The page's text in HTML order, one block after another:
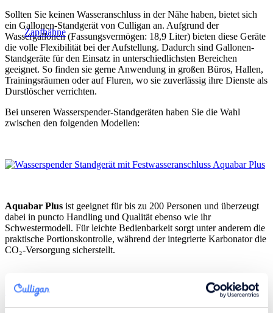
Zapfhähne
Sollten Sie keinen Wasseranschluss in der Nähe haben, bietet sich
ein Gallonen-Standgerät von Culligan an. Aufgrund der
Wassergallonen (Fassungsvermögen: 18,9 Liter) bieten diese Geräte
die volle Flexibilität bei der Aufstellung. Dadurch sind Gallonen-
Standgeräte für den Einsatz in unterschiedlichsten Bereichen
geeignet. So finden sie gerne Anwendung in großen Büros, Hallen,
Trainingsräumen oder auf Fluren, wo sie zuverlässig ihre Dienste als
Durstlöscher verrichten.
Bei unseren Wasserspender-Standgeräten haben Sie die Wahl
zwischen den folgenden Modellen:
Aquabar Plus ist geeignet für bis zu 200 Personen und überzeugt
dabei in puncto Handling und Qualität ebenso wie ihr
Schwestermodell. Für leichte Bedienbarkeit sorgt unter anderem die
praktische Portionskontrolle, während der integrierte Karbonator die
CO₂-Versorgung sicherstellt.
Zur Aquabar Plus